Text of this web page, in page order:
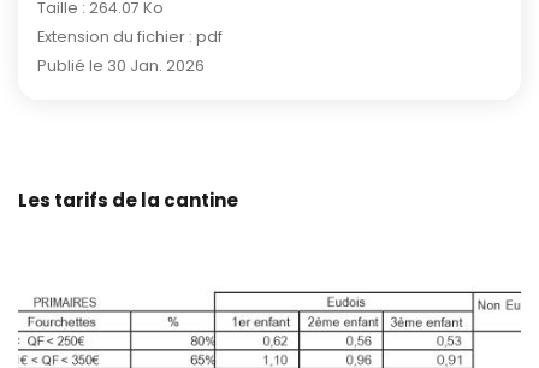
Taille : 264.07 Ko
Extension du fichier : pdf
Publié le 30 Jan. 2026
Les tarifs de la cantine